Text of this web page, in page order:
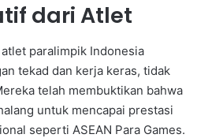
dari Atlet
paralimpik Indonesia
tekad dan kerja keras, tidak
telah membuktikan bahwa
untuk mencapai prestasi
seperti ASEAN Para Games.